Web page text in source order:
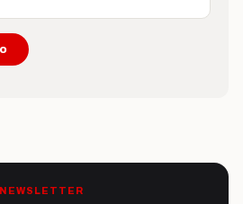
NEWSLETTER